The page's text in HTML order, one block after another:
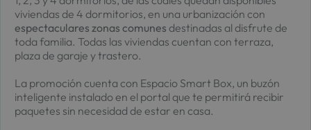
viviendas de 4 dormitorios, en una urbanización con
espectaculares zonas comunes destinadas al disfrute de
toda familia. Todas las viviendas cuentan con terraza,
plaza de garaje y trastero.
La promoción cuenta con Espacio Smart Box, un buzón
inteligente instalado en el portal que te permitirá recibir
paquetes sin necesidad de estar en casa.